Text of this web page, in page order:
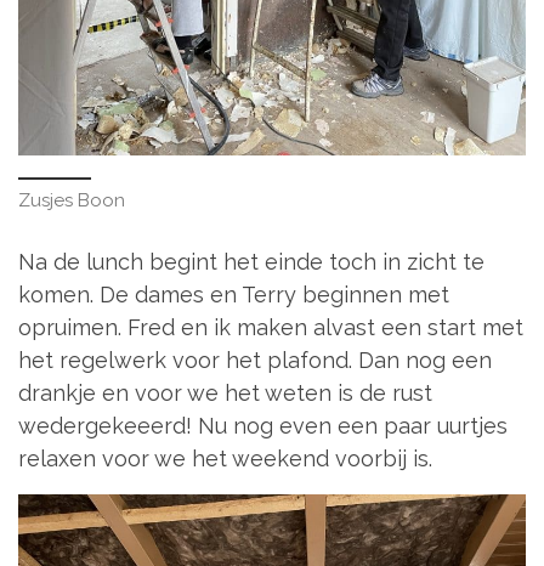
Zusjes Boon
Na de lunch begint het einde toch in zicht te
komen. De dames en Terry beginnen met
opruimen. Fred en ik maken alvast een start met
het regelwerk voor het plafond. Dan nog een
drankje en voor we het weten is de rust
wedergekeeerd! Nu nog even een paar uurtjes
relaxen voor we het weekend voorbij is.